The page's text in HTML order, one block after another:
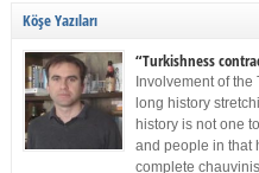
Köşe Yazıları
“Turkishness
Involvement of
long history
history is not one
and people in that
complete